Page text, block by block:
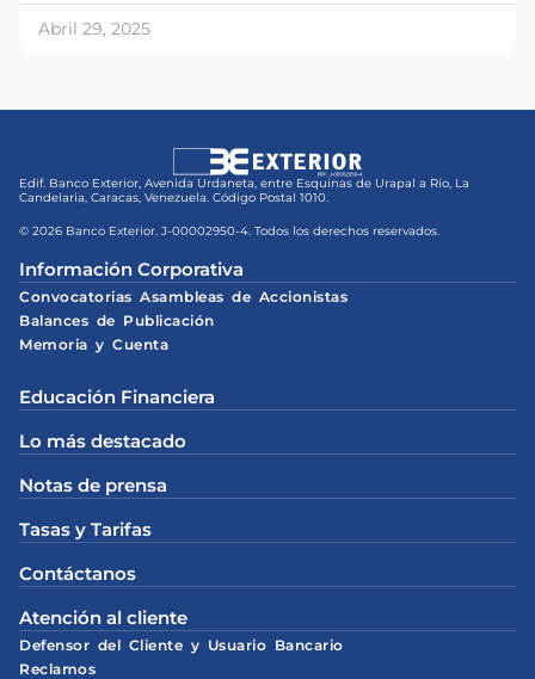
Abril 29, 2025
Edif. Banco Exterior, Avenida Urdaneta, entre Esquinas de Urapal a Río, La
Candelaria, Caracas, Venezuela. Código Postal 1010.
© 2026 Banco Exterior. J-00002950-4. Todos los derechos reservados.
Información Corporativa
Convocatorias Asambleas de Accionistas
Balances de Publicación
Memoria y Cuenta
Educación Financiera
Lo más destacado
Notas de prensa
Tasas y Tarifas
Contáctanos
Atención al cliente
Defensor del Cliente y Usuario Bancario
Reclamos